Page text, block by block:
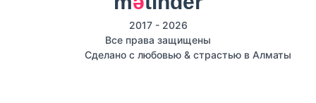
2017 - 2026
Все права защищены
Сделано с любовью & страстью в Алматы